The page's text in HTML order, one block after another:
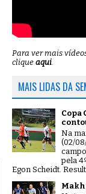
Para ver mais
clique aqui.
MAIS LIDAS DA
Copa
Na
(02/
pela
Egon Scheidt.